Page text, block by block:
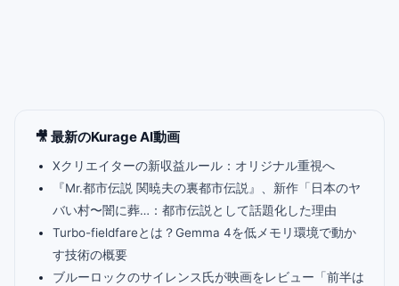
🎥 最新のKurage AI動画
Xクリエイターの新収益ルール：オリジナル重視へ
『Mr.都市伝説 関暁夫の裏都市伝説』、新作「日本のヤ
バい村〜闇に葬…：都市伝説として話題化した理由
Turbo-fieldfareとは？Gemma 4を低メモリ環境で動か
す技術の概要
ブルーロックのサイレンス氏が映画をレビュー「前半は